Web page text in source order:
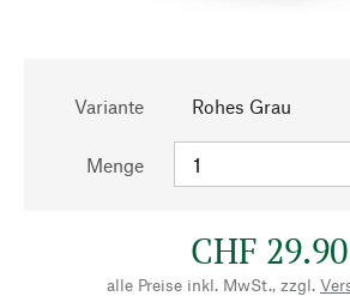
Variante Rohes Grau
Menge
CHF 29.90
alle Preise inkl. MwSt., zzgl.